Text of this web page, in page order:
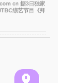
cn 据3日独家
综艺节目《拜
节。这是孙艺
后首次以玄彬的